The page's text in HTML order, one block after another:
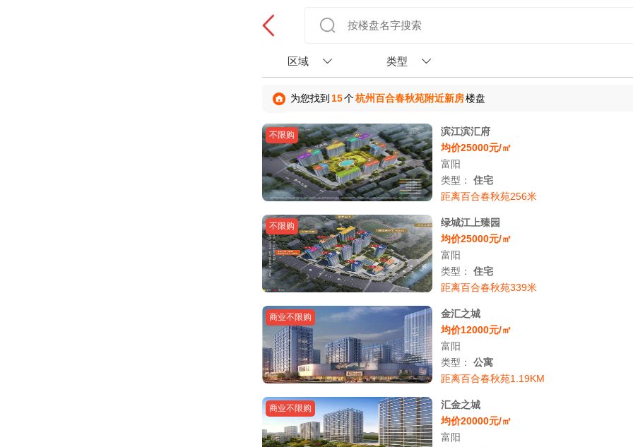
区域 类型
为您找到 15个杭州百合春秋苑附近新房楼盘
不限购
滨江滨汇府
均价25000元/㎡
富阳
类型： 住宅
距离百合春秋苑256米
不限购
绿城江上臻园
均价25000元/㎡
富阳
类型： 住宅
距离百合春秋苑339米
商业不限购
金汇之城
均价12000元/㎡
富阳
类型： 公寓
距离百合春秋苑1.19KM
商业不限购
汇金之城
均价20000元/㎡
富阳